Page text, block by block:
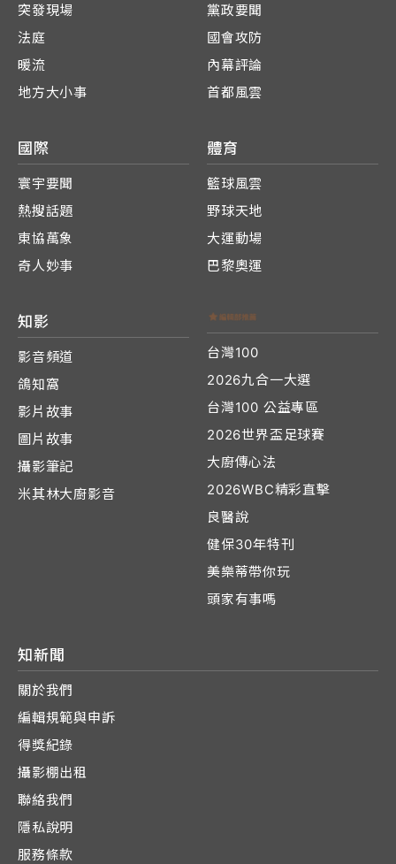
突發現場
法庭
暖流
地方大小事
黨政要聞
國會攻防
內幕評論
首都風雲
國際
寰宇要聞
熱搜話題
東協萬象
奇人妙事
體育
籃球風雲
野球天地
大運動場
巴黎奧運
知影
影音頻道
鴿知窩
影片故事
圖片故事
攝影筆記
米其林大廚影音
台灣100
2026九合一大選
台灣100 公益專區
2026世界盃足球賽
大廚傳心法
2026WBC精彩直擊
良醫說
健保30年特刊
美樂蒂帶你玩
頭家有事嗎
知新聞
關於我們
編輯規範與申訴
得獎紀錄
攝影棚出租
聯絡我們
隱私說明
服務條款